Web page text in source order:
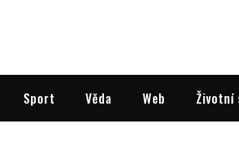
Sport Věda Web Životní